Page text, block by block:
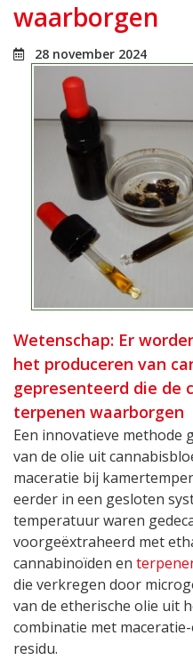
waarborgen
28 november 2024
Wetenschap: Er
het produceren van
gepresenteerd die de
terpenen waarborgen
Een innovatieve methode
van de olie uit
maceratie bij
eerder in een gesloten
temperatuur waren
voorgeëxtraheerd met
cannabinoïden en
die verkregen door
van de etherische olie uit
combinatie met
residu.